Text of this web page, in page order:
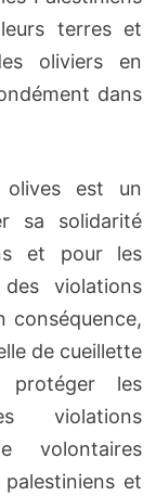
terres et
oliviers en
dans
est un
sa solidarité
et pour les
violations
conséquence,
de cueillette
les
violations
volontaires
et